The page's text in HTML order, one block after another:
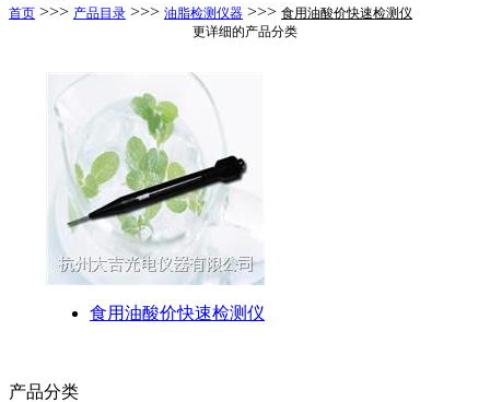
首页 >>> 产品目录 >>> 油脂检测仪器 >>> 食用油酸价快速检测仪
更详细的产品分类
食用油酸价快速检测仪
产品分类